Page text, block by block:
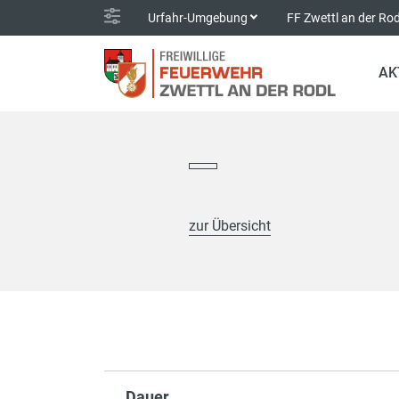
Urfahr-Umgebung FF Zwettl an der
zur Übersicht